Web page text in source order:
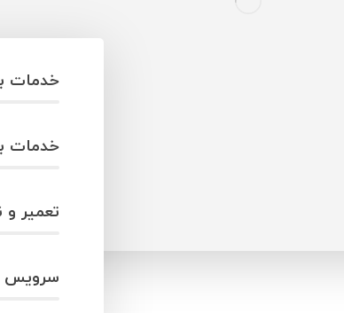
خدمات
خدمات
تعمیر و
سرویس